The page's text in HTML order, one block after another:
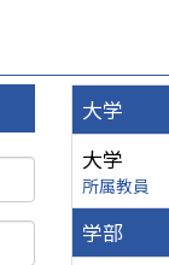
大学
大学
所属教員
学部